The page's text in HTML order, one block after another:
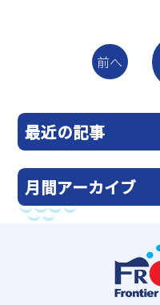
前へ
最近の記事
月間アーカイブ